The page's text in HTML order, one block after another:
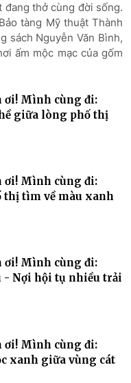
đang thở cùng đời sống.
tàng Mỹ thuật Thành
sách Nguyễn Văn Bình,
ấm mộc mạc của gốm
ơi! Mình cùng đi:
giữa lòng phố thị
ơi! Mình cùng đi:
thị tìm về màu xanh
ơi! Mình cùng đi:
- Nợi hội tụ nhiều trải
ơi! Mình cùng đi:
xanh giữa vùng cát